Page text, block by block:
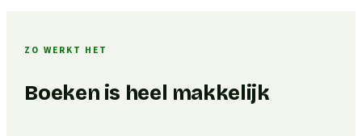
ZO WERKT HET
Boeken is heel makkelijk